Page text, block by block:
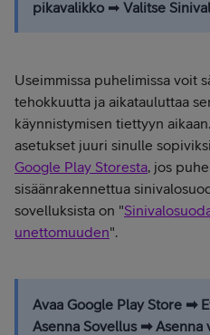
pikavalikko ➡ ​ Valitse
Useimmissa puhelimissa voit
tehokkuutta ja aikatauluttaa
käynnistymisen tiettyyn
asetukset juuri sinulle
Google Play Storesta, jos
sisäänrakennettua
sovelluksista on "
unettomuuden".
Avaa Google Play Store ➡
Asenna Sovellus ➡ Asenna